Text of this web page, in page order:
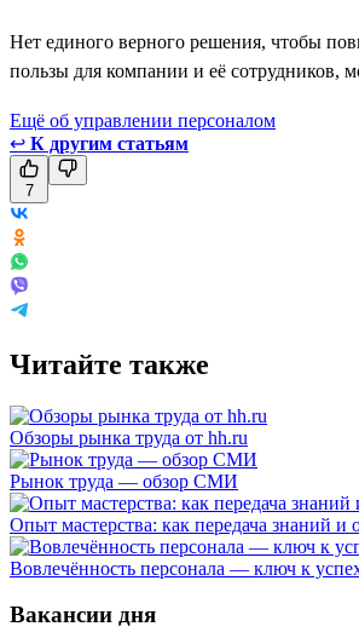
Нет единого верного решения, чтобы
пользы для компании и её
Ещё об управлении персоналом
↩ К другим статьям
7
Читайте также
Обзоры рынка труда от hh.ru
Рынок труда — обзор СМИ
Опыт мастерства: как передача знаний
Вовлечённость персонала — ключ к
Вакансии дня